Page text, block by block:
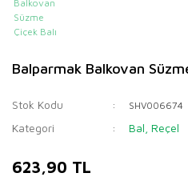
Balparmak Balkovan
Stok Kodu SHV006674
Kategori Bal, Reçel
623,90 TL